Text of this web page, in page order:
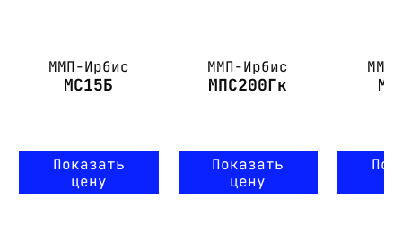
ММП-Ирбис
МС15Б
Показать
цену
ММП-Ирбис
МПС200Гк
Показать
цену